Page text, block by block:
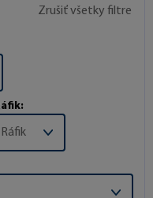
Zrušiť všetky filtre
Ráfik